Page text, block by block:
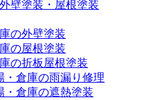
壁塗装・屋根塗装
の外壁塗装
の屋根塗装
の折板屋根塗装
・倉庫の雨漏り修理
・倉庫の遮熱塗装